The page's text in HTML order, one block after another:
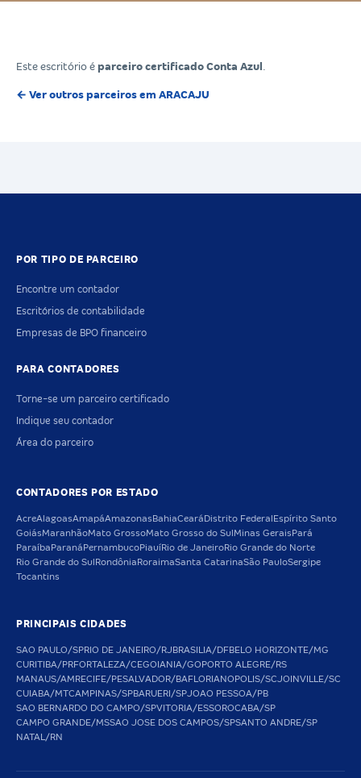
Este escritório é parceiro certificado Conta Azul
← Ver outros parceiros em ARACAJU
POR TIPO DE PARCEIRO
Encontre um contador
Escritórios de contabilidade
Empresas de BPO financeiro
PARA CONTADORES
Torne-se um parceiro certificado
Indique seu contador
Área do parceiro
CONTADORES POR ESTADO
AcreAlagoasAmapáAmazonas BahiaCeará Distrito Federal Espírito Santo
GoiásMaranhãoMato GrossoMato Grosso do Sul Minas Gerais Pará
Paraíba Paraná PernambucoPiauíRio de JaneiroRio Grande do Norte
Rio Grande do Sul Rondônia RoraimaSanta CatarinaSão PauloSergipe
Tocantins
PRINCIPAIS CIDADES
SAO PAULO/SPRIO DE JANEIRO/RJBRASILIA/DFBELO HORIZONTE/MG
CURITIBA/PRFORTALEZA/CEGOIANIA/GOPORTO ALEGRE/RS
MANAUS/AMRECIFE/PESALVADOR/BAFLORIANOPOLIS/SCJOINVILLE/SC
CUIABA/MTCAMPINAS/SPBARUERI/SPJOAO PESSOA/PB
SAO BERNARDO DO CAMPO/SPVITORIA/ESSOROCABA/SP
CAMPO GRANDE/MSSAO JOSE DOS CAMPOS/SPSANTO ANDRE/SP
NATAL/RN